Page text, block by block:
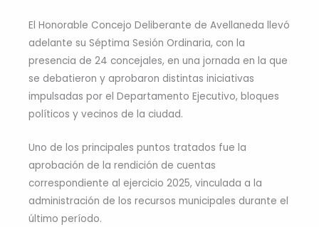
El Honorable Concejo Deliberante de Avellaneda llevó
adelante su Séptima Sesión Ordinaria, con la
presencia de 24 concejales, en una jornada en la que
se debatieron y aprobaron distintas iniciativas
impulsadas por el Departamento Ejecutivo, bloques
políticos y vecinos de la ciudad.
Uno de los principales puntos tratados fue la
aprobación de la rendición de cuentas
correspondiente al ejercicio 2025, vinculada a la
administración de los recursos municipales durante el
último período.